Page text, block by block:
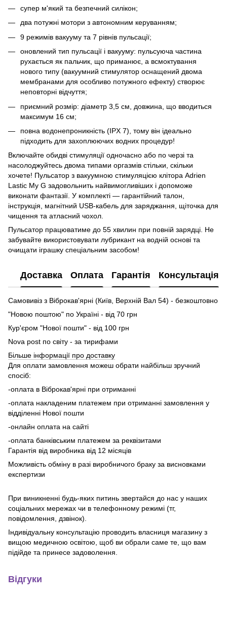
супер м'який та безпечний силікон;
два потужні мотори з автономним керуванням;
9 режимів вакууму та 7 рівнів пульсації;
оновлений тип пульсації і вакууму: пульсуюча частина
рухається як пальчик, що приманює, а всмоктування
нового типу (вакуумний стимулятор оснащений двома
мембранами для особливо потужного ефекту) створює
неповторні відчуття;
приємний розмір: діаметр 3,5 см, довжина, що вводиться
максимум 16 см;
повна водонепроникність (IPX 7), тому він ідеально
підходить для захоплюючих водних процедур!
Включайте обидві стимуляції одночасно або по черзі та
насолоджуйтесь двома типами оргазмів стільки, скільки
хочете! Пульсатор з вакуумною стимуляцією клітора Adrien
Lastic My G задовольнить найвимогливіших і допоможе
виконати фантазії. У комплекті — гарантійний талон,
інструкція, магнітний USB-кабель для заряджання, щіточка для
чищення та атласний чохол.
Пульсатор працюватиме до 55 хвилин при повній зарядці. Не
забувайте використовувати лубрикант на водній основі та
очищати іграшку спеціальним засобом!
Доставка Оплата Гарантія Консультація
Самовивіз з Віброкав'ярні (Київ, Верхній Вал 54) - безкоштовно
"Новою поштою" по Україні - від 70 грн
Кур'єром "Нової пошти" - від 100 грн
Nova post по світу - за тирифами
Більше інформації про доставку
Для оплати замовлення можеш обрати найбільш зручний
спосіб:
-оплата в Віброкав'ярні при отриманні
-оплата накладеним платежем при отриманні замовлення у
відділенні Нової пошти
-онлайн оплата на сайті
-оплата банківським платежем за реквізитами
Гарантія від виробника від 12 місяців
Можливість обміну в разі виробничого браку за висновками
експертизи
При виникненні будь-яких питинь звертайся до нас у наших
соціальних мережах чи в телефонному режимі (тг,
повідомлення, дзвінок).
Індивідуальну консультацію проводить власниця магазину з
вищою медичною освітою, щоб ви обрали саме те, що вам
підійде та принесе задоволення.
Відгуки